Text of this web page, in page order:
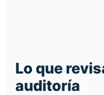
Lo que
auditoría